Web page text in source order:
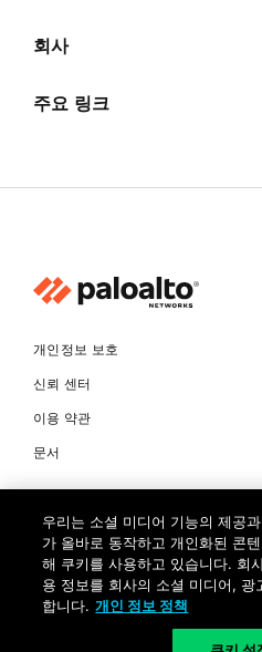
회사
주요 링크
개인정보 보호
신뢰 센터
이용 약관
문서
Networks Korea, Ltd. All rights
소유권은 각 소유자에게 있습니다.
대표자 : 제프리찰스트루 서울특별시
생명 서초타워) TEL: +82-2-568-
우리는 소셜 미디어 기능의 제공
가 올바로 동작하고 개인화된 콘
해 쿠키를 사용하고 있습니다. 회
용 정보를 회사의 소셜 미디어, 광
합니다. 개인 정보 정책